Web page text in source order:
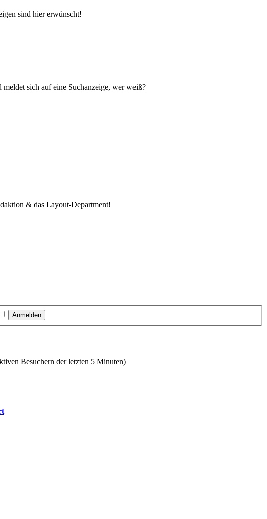
sind hier erwünscht!
sich auf eine Suchanzeige, wer weiß?
& das Layout-Department!
Besuchern der letzten 5 Minuten)